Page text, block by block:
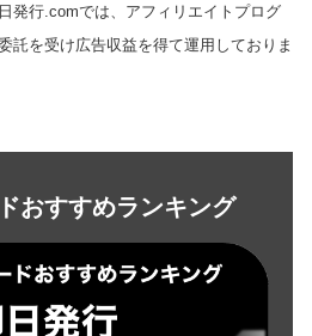
発行.comでは、アフィリエイトプログ
託を受け広告収益を得て運用しておりま
おすすめランキング